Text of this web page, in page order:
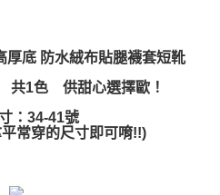
厚底 防水絨布貼腿襪套短靴
1色 供甜心選擇歐！
：34-41號
常穿的尺寸即可唷!!)